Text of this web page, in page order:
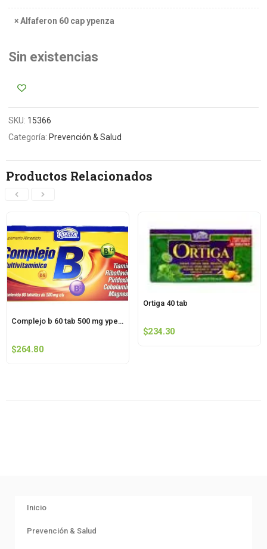
×Alfaferon 60 cap ypenza
Sin existencias
SKU: 15366
Categoría: Prevención & Salud
Productos Relacionados
Complejo b 60 tab 500 mg ypenza
$264.80
Ortiga 40 tab
$234.30
Inicio
Prevención & Salud